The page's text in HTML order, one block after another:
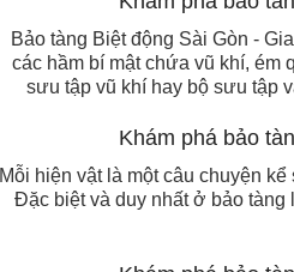
Bảo tàng Biệt động Sài Gòn -
các hầm bí mật chứa vũ khí, ém
sưu tập vũ khí hay bộ sưu tập
Mỗi hiện vật là một câu chuyện
Đặc biệt và duy nhất ở bảo tàng